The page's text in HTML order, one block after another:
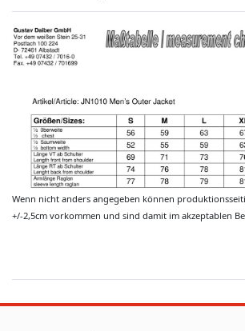
Wenn nicht anders angegeben können
+/-2,5cm vorkommen und sind damit im akzeptablen